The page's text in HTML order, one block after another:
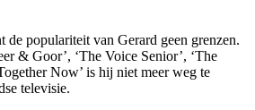
de populariteit van Gerard geen grenzen.
& Goor’, ‘The Voice Senior’, ‘The
Now’ is hij niet meer weg te
televisie.